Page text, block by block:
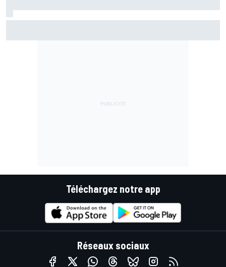
Téléchargez notre app
Réseaux sociaux